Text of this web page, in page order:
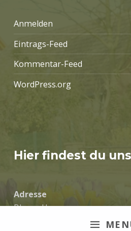
Anmelden
Eintrags-Feed
Kommentar-Feed
WordPress.org
Hier findest du uns
Adresse
Blaues Haus